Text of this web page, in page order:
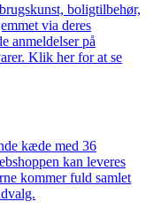
boligtilbehør,
via deres
anmeldelser på
Klik her for at se
kæde med 36
kan leveres
kommer fuld samlet